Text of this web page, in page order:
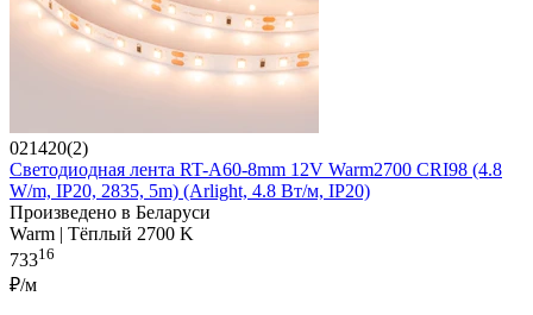
021420(2)
Светодиодная лента RT-A60-8mm 12V Warm2700 CRI98 (4.8
W/m, IP20, 2835, 5m) (Arlight, 4.8 Вт/м, IP20)
Произведено в Беларуси
Warm | Тёплый 2700 K
73316
₽/м